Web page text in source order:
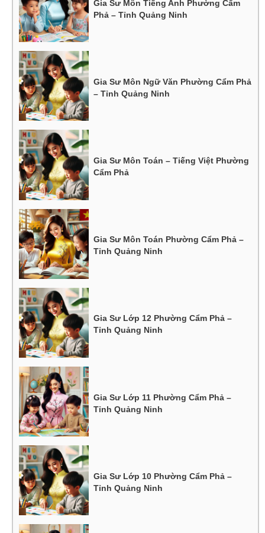
Gia Sư Môn Tiếng Anh Phường Cẩm
Phả – Tỉnh Quảng Ninh
Gia Sư Môn Ngữ Văn Phường Cẩm Phả
– Tỉnh Quảng Ninh
Gia Sư Môn Toán – Tiếng Việt Phường
Cẩm Phả
Gia Sư Môn Toán Phường Cẩm Phả –
Tỉnh Quảng Ninh
Gia Sư Lớp 12 Phường Cẩm Phả –
Tỉnh Quảng Ninh
Gia Sư Lớp 11 Phường Cẩm Phả –
Tỉnh Quảng Ninh
Gia Sư Lớp 10 Phường Cẩm Phả –
Tỉnh Quảng Ninh